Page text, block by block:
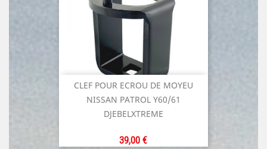
CLEF POUR ECROU DE MOYEU
NISSAN PATROL Y60/61
DJEBELXTREME
Prix
39,00 €